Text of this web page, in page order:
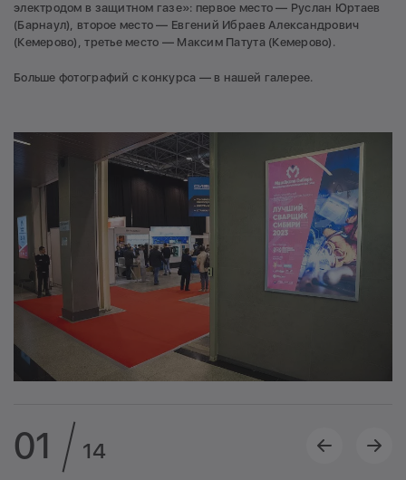
электродом в защитном газе»: первое место — Руслан Юртаев
(Барнаул), второе место — Евгений Ибраев Александрович
(Кемерово), третье место — Максим Патута (Кемерово).
Больше фотографий с конкурса — в нашей галерее.
01 14